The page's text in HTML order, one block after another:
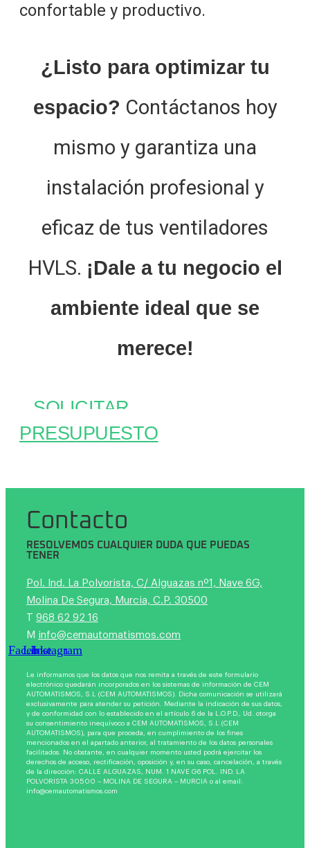
confortable y productivo.
¿Listo para optimizar tu
espacio? Contáctanos hoy
mismo y garantiza una
instalación profesional y
eficaz de tus ventiladores
HVLS. ¡Dale a tu negocio el
ambiente ideal que se
merece!
SOLICITAR
PRESUPUESTO
Contacto
RESOLVEMOS CUALQUIER DUDA QUE PUEDAS
TENER
Pol. Ind. La Polvorista, C/ Alguazas nº1, Nave 6G,
Molina De Segura, Murcia, C.P. 30500
968 62 92 16
M info@cemautomatismos.com
Facebook
Linkedin
Instagram
Le informamos que los datos que nos remita a través de este formulario
electrónico quedarán incorporados en los sistemas de información de CEM
AUTOMATISMOS, S.L (CEM AUTOMATISMOS). Dicha comunicación se utilizará
exclusivamente para atender su petición. Mediante la indicación de sus datos,
y de conformidad con lo establecido en el artículo 6 de la L.O.P.D., Ud. otorga
su consentimiento inequívoco a CEM AUTOMATISMOS, S.L (CEM
AUTOMATISMOS), para que proceda, en cumplimiento de los fines
mencionados en el apartado anterior, al tratamiento de los datos personales
facilitados. No obstante, en cualquier momento usted podrá ejercitar los
derechos de acceso, rectificación, oposición y, en su caso, cancelación, a través
de la dirección: CALLE ALGUAZAS, NUM. 1 NAVE G6 POL. IND. LA
POLVORISTA 30500 – MOLINA DE SEGURA – MURCIA o al email:
info@cemautomatismos.com